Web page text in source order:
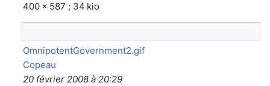
400 × 587 ; 34 kio
OmnipotentGovernment2.gif
Copeau
20 février 2008 à 20:29